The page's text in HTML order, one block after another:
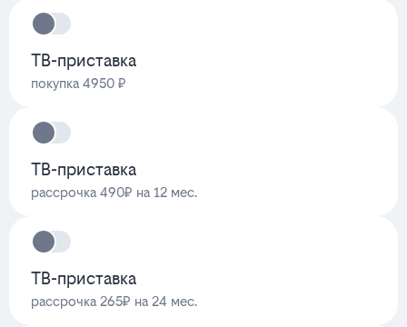
ТВ-приставка
покупка 4950 ₽
ТВ-приставка
рассрочка 490₽ на 12 мес.
ТВ-приставка
рассрочка 265₽ на 24 мес.